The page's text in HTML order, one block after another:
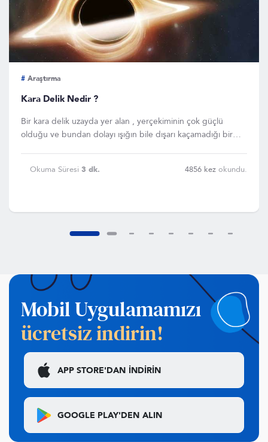
# Araştırma
Kara Delik Nedir ?
Bir kara delik uzayda yer alan , yerçekiminin çok güçlü
olduğu ve bundan dolayı ışığın bile dışarı kaçamadığı bir
Okuma Süresi 3 dk. 4856 kez okundu.
Mobil Uygulamamızı
ücretsiz indirin!
APP STORE'DAN İNDİRİN
GOOGLE PLAY'DEN ALIN